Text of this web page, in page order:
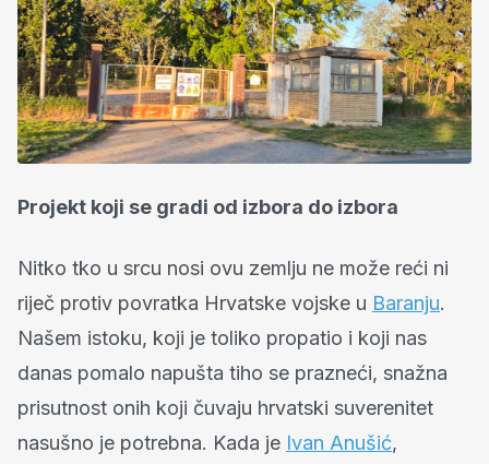
Projekt koji se gradi od izbora do izbora
Nitko tko u srcu nosi ovu zemlju ne može reći ni
riječ protiv povratka Hrvatske vojske u Baranju.
Našem istoku, koji je toliko propatio i koji nas
danas pomalo napušta tiho se prazneći, snažna
prisutnost onih koji čuvaju hrvatski suverenitet
nasušno je potrebna. Kada je Ivan Anušić,